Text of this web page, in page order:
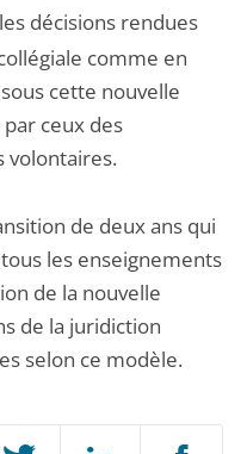
décisions rendues
comme en
cette nouvelle
ceux des
volontaires.
de deux ans qui
les enseignements
de la nouvelle
de la juridiction
selon ce modèle.